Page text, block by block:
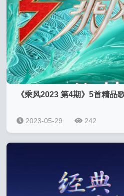
《乘风2023 第4期》5首精品
2023-05-29 242